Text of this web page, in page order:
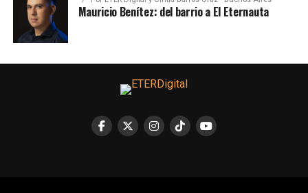
Mauricio Benítez: del barrio a El Eternauta